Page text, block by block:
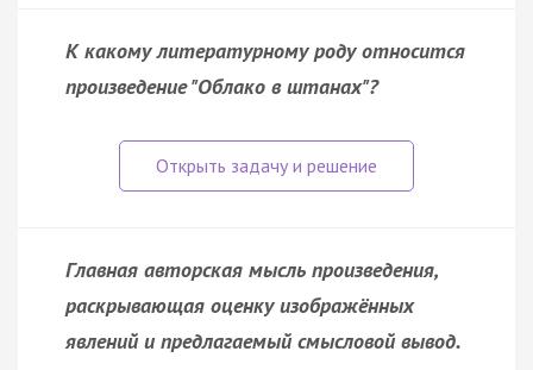
К какому литературному роду относится
произведение "Облако в штанах"?
Главная авторская мысль произведения,
раскрывающая оценку изображённых
явлений и предлагаемый смысловой вывод.